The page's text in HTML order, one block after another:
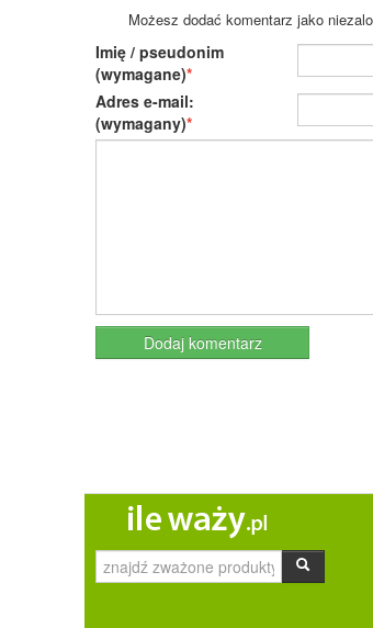
Możesz dodać komentarz jako
Imię / pseudonim
(wymagane)
Adres e-mail:
(wymagany)